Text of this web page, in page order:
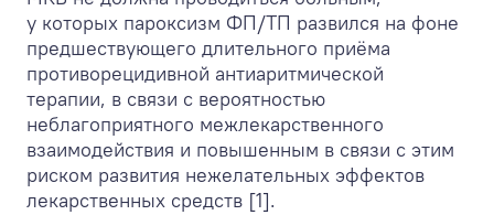
у которых пароксизм ФП/ТП развился на фоне
предшествующего длительного приёма
противорецидивной антиаритмической
терапии, в связи с вероятностью
неблагоприятного межлекарственного
взаимодействия и повышенным в связи с этим
риском развития нежелательных эффектов
лекарственных средств [1].